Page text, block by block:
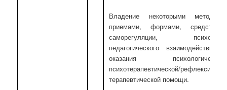
Владение некоторыми методами,
приемами, формами, средствами
саморегуляции, психолого-
педагогического взаимодействия и
оказания психологической/
психотерапевтической/рефлексивно-
терапевтической помощи.